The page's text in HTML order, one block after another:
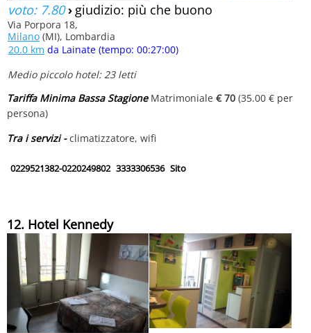
voto: 7.80› giudizio: più che buono
Via Porpora 18,
Milano (MI), Lombardia
20.0 km da Lainate (tempo: 00:27:00)
Medio piccolo hotel: 23 letti
Tariffa Minima Bassa StagioneMatrimoniale € 70 (35.00 € per
persona)
Tra i servizi -climatizzatore, wifi
0229521382-0220249802 3333306536 Sito
12. Hotel Kennedy